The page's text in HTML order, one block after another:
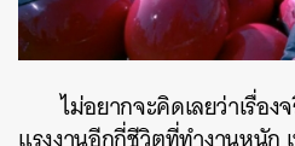
ไม่อยากจะคิดเลยว่าเรื่อ